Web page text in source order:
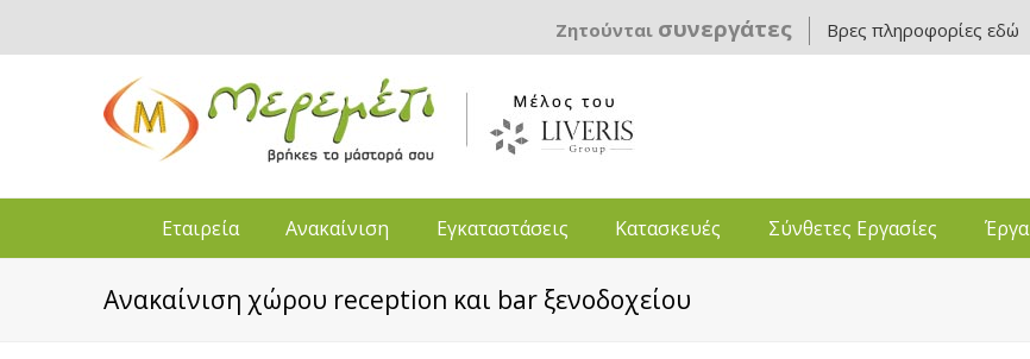
Ζητούνται συνεργάτες Βρες πληροφορίες εδώ
Εταιρεία Ανακαίνιση Εγκαταστάσεις Κατασκευές Σύνθετες Εργασίες Έργα
Ανακαίνιση χώρου reception και bar ξενοδοχείου